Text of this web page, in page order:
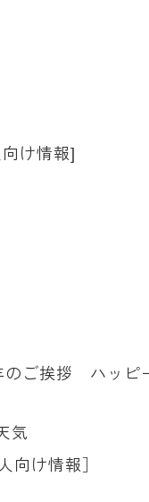
け情報]
ご挨拶 ハッピ
気
け情報］